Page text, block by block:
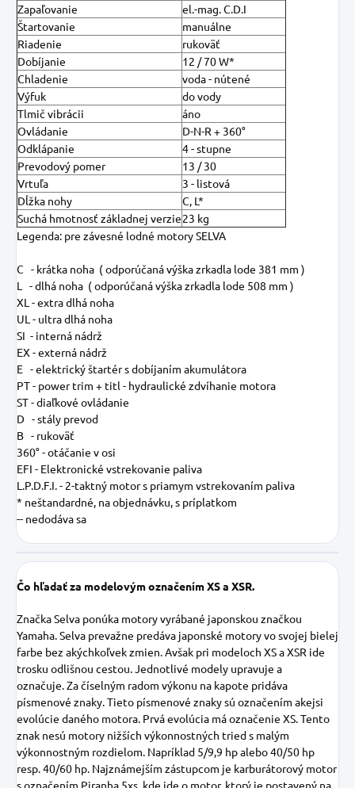
Zapaľovanie
el.-mag. C.D.I
Štartovanie
manuálne
Riadenie
rukoväť
Dobíjanie
12 / 70 W*
Chladenie
voda - nútené
Výfuk
do vody
Tlmič vibrácii
áno
Ovládanie
D-N-R + 360°
Odklápanie
4 - stupne
Prevodový pomer
13 / 30
Vrtuľa
3 - listová
Dĺžka nohy
C, L*
Suchá hmotnosť základnej verzie23 kg
Legenda: pre závesné lodné motory SELVA
C - krátka noha ( odporúčaná výška zrkadla lode 381 mm )
L - dlhá noha ( odporúčaná výška zrkadla lode 508 mm )
XL - extra dlhá noha
UL - ultra dlhá noha
SI - interná nádrž
EX - externá nádrž
E - elektrický štartér s dobíjaním akumulátora
PT - power trim + titl - hydraulické zdvíhanie motora
ST - diaľkové ovládanie
D - stály prevod
B - rukoväť
360° - otáčanie v osi
EFI - Elektronické vstrekovanie paliva
L.P.D.F.I. - 2-taktný motor s priamym vstrekovaním paliva
* neštandardné, na objednávku, s príplatkom
-- nedodáva sa
Čo hľadať za modelovým označením XS a XSR.
Značka Selva ponúka motory vyrábané japonskou značkou
Yamaha. Selva prevažne predáva japonské motory vo svojej bielej
farbe bez akýchkoľvek zmien. Avšak pri modeloch XS a XSR ide
trosku odlišnou cestou. Jednotlivé modely upravuje a
označuje. Za číselným radom výkonu na kapote pridáva
písmenové znaky. Tieto písmenové znaky sú označením akejsi
evolúcie daného motora. Prvá evolúcia má označenie XS. Tento
znak nesú motory nižších výkonnostných tried s malým
výkonnostným rozdielom. Napríklad 5/9,9 hp alebo 40/50 hp
resp. 40/60 hp. Najznámejším zástupcom je karburátorový motor
s označením Piranha 5xs, kde ide o motor, ktorý je postavený na